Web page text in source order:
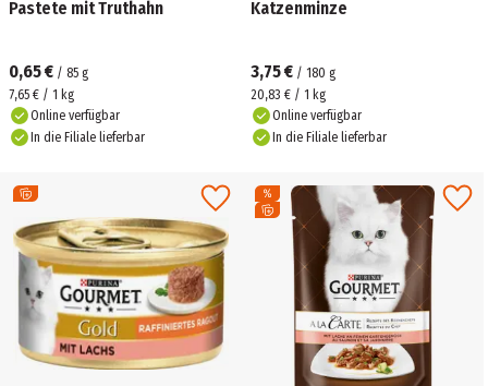
Pastete mit Truthahn
0,65 € / 85 g
7,65 € / 1 kg
Online verfügbar
In die Filiale lieferbar
Katzenminze
3,75 € / 180 g
20,83 € / 1 kg
Online verfügbar
In die Filiale lieferbar